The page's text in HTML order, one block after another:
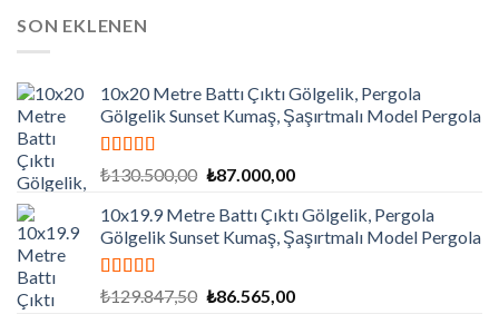
SON EKLENEN
10x20 Metre Battı Çıktı Gölgelik, Pergola
Gölgelik Sunset Kumaş, Şaşırtmalı Model Pergola
5 üzerinden
oy aldı
₺130.500,00 Orijinal
₺130.500,00.
₺87.000,00Şu
fiyat:
₺87.000,00.
10x19.9 Metre Battı Çıktı Gölgelik, Pergola
Gölgelik Sunset Kumaş, Şaşırtmalı Model Pergola
5 üzerinden
oy aldı
₺129.847,50 Orijinal
₺86.565,00Şu